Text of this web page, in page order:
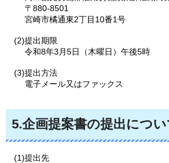
〒880-8501
宮崎市橘通東2丁目10番1号
(2)提出期限
令和8年3月5日（木曜日）午後5時
(3)提出方法
電子メール又はファックス
5.企画提案書の提出につい
(1)提出先